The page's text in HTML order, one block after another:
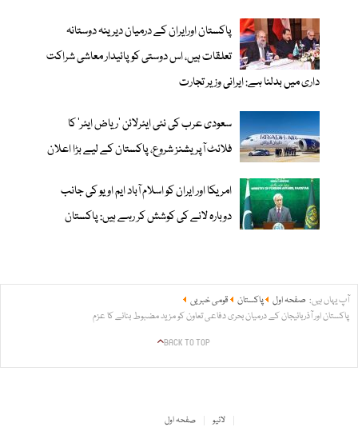
پاکستان اورایران کے درمیان دیرینہ دوستانہ
تعلقات ہیں، اس دوستی کوپائیدار معاشی شراکت
داری میں بدلنا ہے: ایرانی وزیر تجارت
سعودی عرب کی نئی ایئرلائن ‘ریاض ایئر’ کا
فلائٹ آپریشنز شروع، پاکستان کے لیے بڑا اعلان
امریکا اور ایران کو اسلام آباد ایم او یو کی جانب
دوبارہ لانے کی کوشش کر رہے ہیں: پاکستان
آپ یہاں ہیں: صفحہ اول پاکستان
قومی خبریں
پاکستان اور آذربائیجان کے درمیان بحری دفاعی تعاون کو مزید مضبوط بنانے کا عزم
BACK TO TOP
صفحہ اول لائیو